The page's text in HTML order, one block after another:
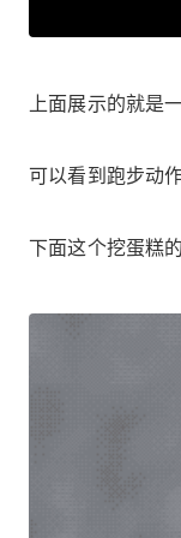
上面展示的就是
可以看到跑步动
下面这个挖蛋糕